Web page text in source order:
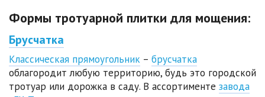
Формы тротуарной плитки для мощения:
Брусчатка
Классическая прямоугольник – брусчатка
облагородит любую территорию, будь это городской
тротуар или дорожка в саду. В ассортименте завода